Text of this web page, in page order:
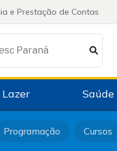
e Prestação de Contas
Paraná
Programação Cursos